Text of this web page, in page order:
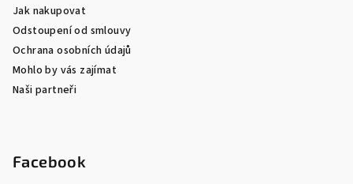
Jak nakupovat
Odstoupení od smlouvy
Ochrana osobních údajů
Mohlo by vás zajímat
Naši partneři
Facebook